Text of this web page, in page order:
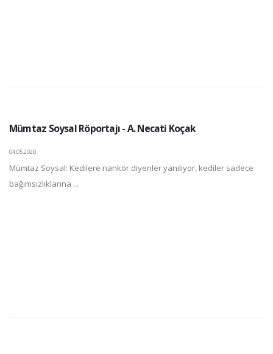
Mümtaz Soysal Röportajı - A. Necati Koçak
04.05.2020
Mümtaz Soysal: Kedilere nankör diyenler yanılıyor, kediler sadece
bağımsızlıklarına ...